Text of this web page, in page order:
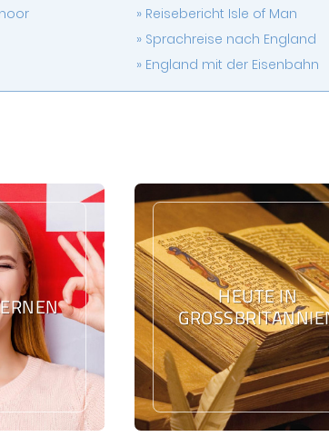
Reisebericht Isle of Man
Sprachreise nach England
England mit der Eisenbahn
HEUTE IN
GROSSBRITANNIEN